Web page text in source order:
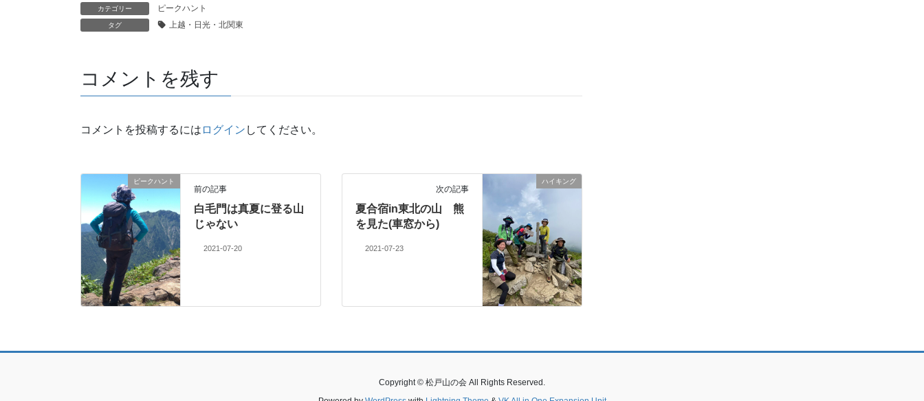
カテゴリー ピークハント
タグ 上越・日光・北関東
コメントを残す
コメントを投稿するには ログイン してください。
ピークハント
前の記事
白毛門は真夏に登る山
じゃない
2021-07-20
ハイキング
次の記事
夏合宿in東北の山 熊
を見た(車窓から)
2021-07-23
Copyright © 松戸山の会 All Rights Reserved.